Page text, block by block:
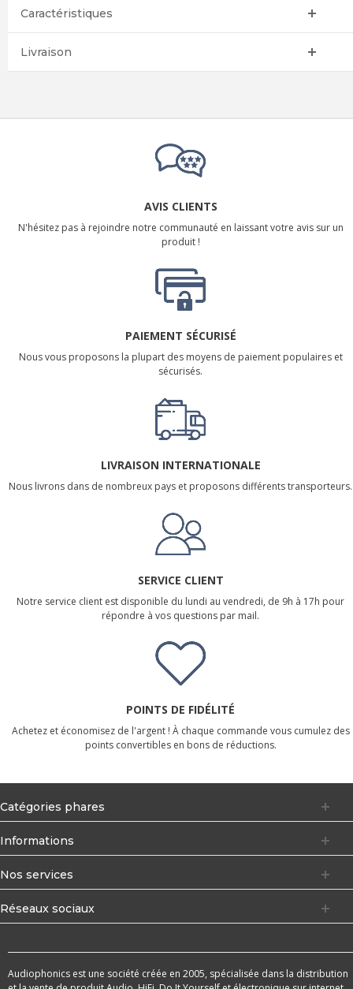
Caractéristiques
Livraison
AVIS CLIENTS
N'hésitez pas à rejoindre notre communauté en laissant votre avis sur un
produit !
PAIEMENT SÉCURISÉ
Nous vous proposons la plupart des moyens de paiement populaires et
sécurisés.
LIVRAISON INTERNATIONALE
Nous livrons dans de nombreux pays et proposons différents transporteurs.
SERVICE CLIENT
Notre service client est disponible du lundi au vendredi, de 9h à 17h pour
répondre à vos questions par mail.
POINTS DE FIDÉLITÉ
Achetez et économisez de l'argent ! À chaque commande vous cumulez des
points convertibles en bons de réductions.
Catégories phares
Informations
Nos services
Réseaux sociaux
Audiophonics est une société créée en 2005, spécialisée dans la distribution